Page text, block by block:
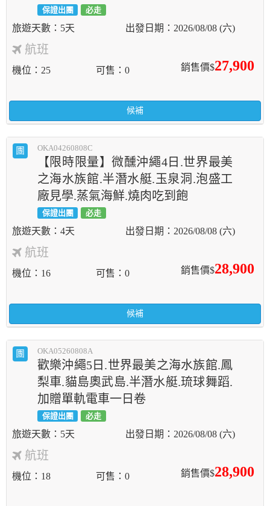
保證出團 必走
5天 2026/08/08 (六)
航班
銷售價$27,900
機位 25 可售 0
候補
團 OKA04260808C
【限時限量】微醺沖繩4日.世界最美
之海水族館.半潛水艇.玉泉洞.泡盛工
廠見學.蒸氣海鮮.燒肉吃到飽
保證出團 必走
4天 2026/08/08 (六)
航班
銷售價$28,900
機位 16 可售 0
候補
團 OKA05260808A
歡樂沖繩5日.世界最美之海水族館.鳳
梨車.貓島奧武島.半潛水艇.琉球舞蹈.
加贈單軌電車一日卷
保證出團 必走
5天 2026/08/08 (六)
航班
銷售價$28,900
機位 18 可售 0